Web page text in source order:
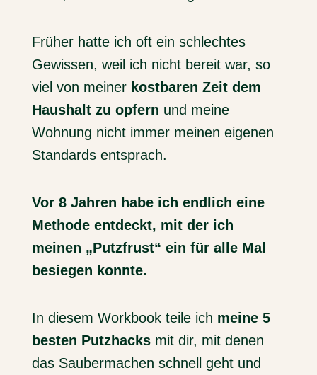
Früher hatte ich oft ein schlechtes
Gewissen, weil ich nicht bereit war, so
viel von meinerkostbaren Zeit dem
Haushalt zu opfern und meine
Wohnung nicht immer meinen eigenen
Standards entsprach.
Vor 8 Jahren habe ich endlich eine
Methode entdeckt, mit der ich
meinen „Putzfrust“ ein für alle Mal
besiegen konnte. ​
In diesem Workbook teile ich meine 5
besten Putzhacksmit dir, mit denen
das Saubermachen schnell geht und